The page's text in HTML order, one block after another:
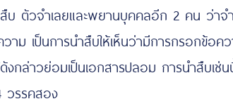
ตัวจำเลยและพยานบุคคลอีก 2 คน ว่าจำ
ม เป็นการนำสืบให้เห็นว่ามีการกรอกข้อ
าวย่อมเป็นเอกสารปลอม การนำสืบเช่น
รรคสอง